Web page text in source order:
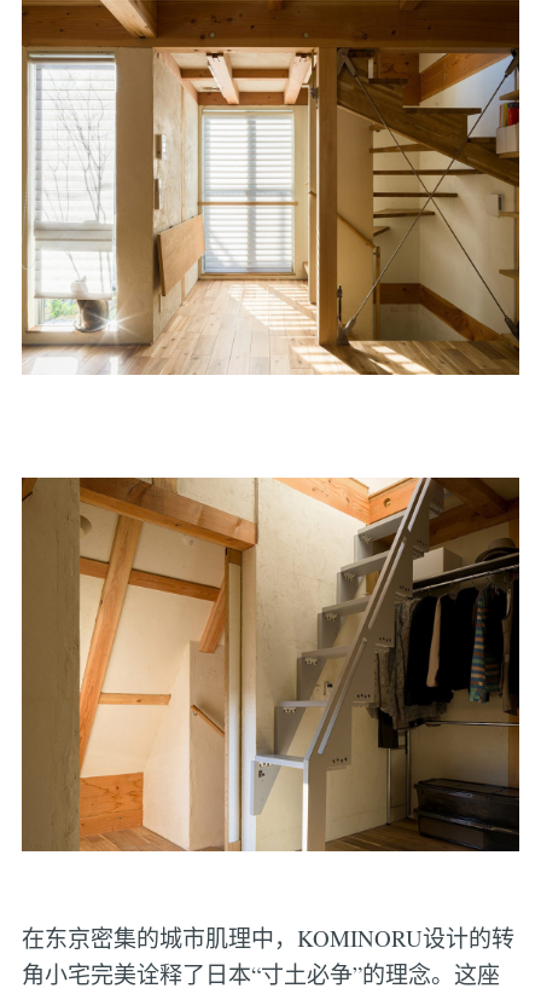
在东京密集的城市肌理中，KOMINORU设计的转
角小宅完美诠释了日本“寸土必争”的理念。这座